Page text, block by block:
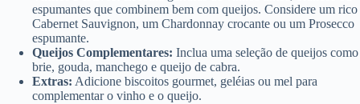
espumantes que combinem bem com queijos. Considere um rico
Cabernet Sauvignon, um Chardonnay crocante ou um Prosecco
espumante.
Queijos Complementares: Inclua uma seleção de queijos como
brie, gouda, manchego e queijo de cabra.
Extras: Adicione biscoitos gourmet, geléias ou mel para
complementar o vinho e o queijo.